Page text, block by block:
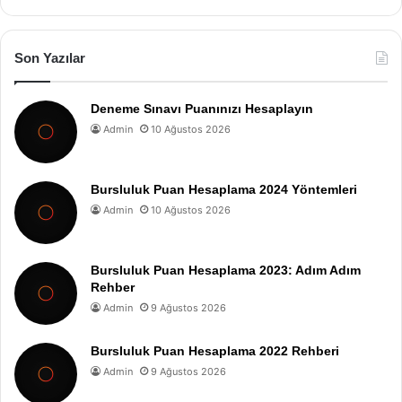
Son Yazılar
Deneme Sınavı Puanınızı Hesaplayın
Admin 10 Ağustos 2026
Bursluluk Puan Hesaplama 2024 Yöntemleri
Admin 10 Ağustos 2026
Bursluluk Puan Hesaplama 2023: Adım Adım
Rehber
Admin 9 Ağustos 2026
Bursluluk Puan Hesaplama 2022 Rehberi
Admin 9 Ağustos 2026